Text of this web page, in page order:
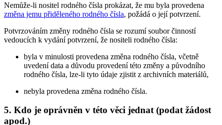
Nemůže-li nositel rodného čísla prokázat, že mu byla provedena
změna jemu přiděleného rodného čísla, požádá o její potvrzení.
Potvrzováním změny rodného čísla se rozumí soubor činností
vedoucích k vydání potvrzení, že nositeli rodného čísla:
byla v minulosti provedena změna rodného čísla, včetně
uvedení data a důvodu provedení této změny a původního
rodného čísla, lze-li tyto údaje zjistit z archivních materiálů,
nebyla provedena změna rodného čísla.
5. Kdo je oprávněn v této věci jednat (podat žádost
apod.)